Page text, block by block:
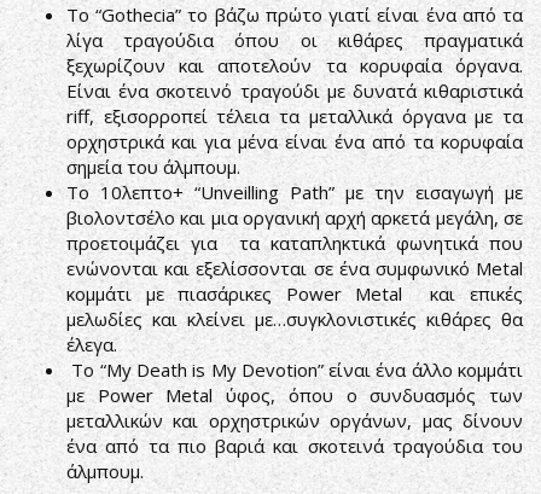
Tο “Gothecia” το βάζω πρώτο γιατί είναι ένα από τα
λίγα τραγούδια όπου οι κιθάρες πραγματικά
ξεχωρίζουν και αποτελούν τα κορυφαία όργανα.
Είναι ένα σκοτεινό τραγούδι με δυνατά κιθαριστικά
riff, εξισορροπεί τέλεια τα μεταλλικά όργανα με τα
ορχηστρικά και για μένα είναι ένα από τα κορυφαία
σημεία του άλμπουμ.
Το 10λεπτο+ “Unveilling Path” με την εισαγωγή με
βιολοντσέλο και μια οργανική αρχή αρκετά μεγάλη, σε
προετοιμάζει για τα καταπληκτικά φωνητικά που
ενώνονται και εξελίσσονται σε ένα συμφωνικό Metal
κομμάτι με πιασάρικες Power Metal και επικές
μελωδίες και κλείνει με…συγκλονιστικές κιθάρες θα
έλεγα.
Το “My Death is My Devotion” είναι ένα άλλο κομμάτι
με Power Metal ύφος, όπου ο συνδυασμός των
μεταλλικών και ορχηστρικών οργάνων, μας δίνουν
ένα από τα πιο βαριά και σκοτεινά τραγούδια του
άλμπουμ.